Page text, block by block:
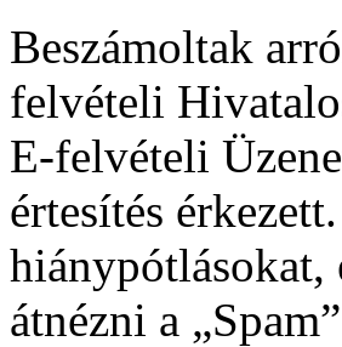
Beszámoltak
felvételi
E-felvételi
értesítés
hiánypótlásokat,
átnézni a